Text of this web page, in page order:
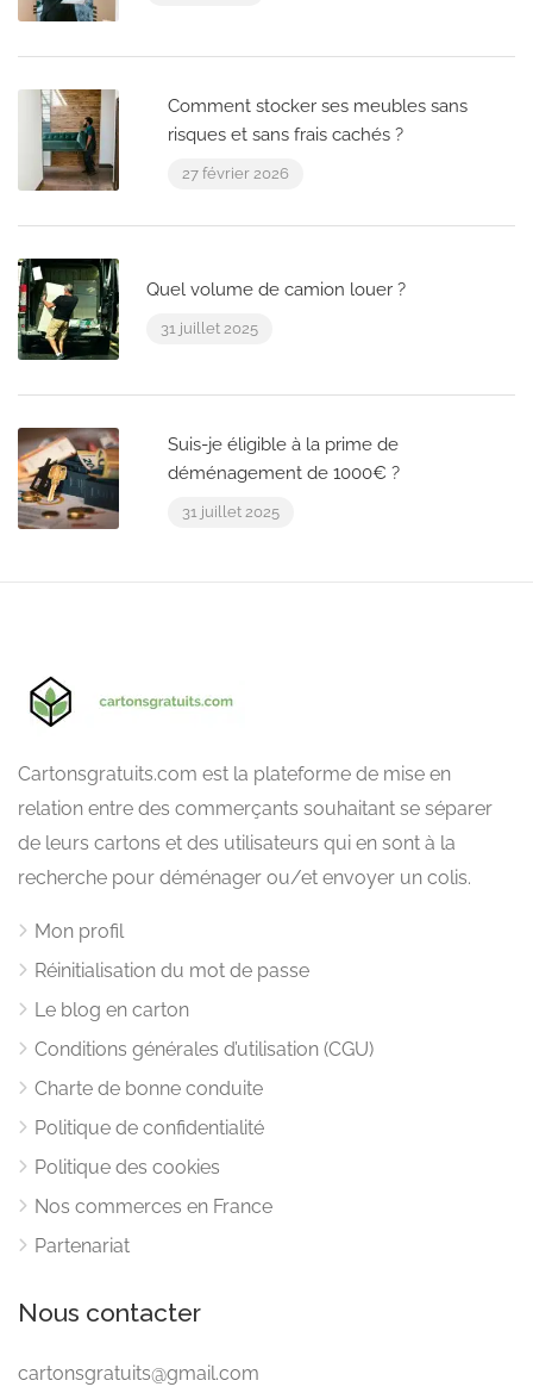
Comment stocker ses meubles sans
risques et sans frais cachés ?
27 février 2026
Quel volume de camion louer ?
31 juillet 2025
Suis-je éligible à la prime de
déménagement de 1000€ ?
31 juillet 2025
Cartonsgratuits.com est la plateforme de mise en
relation entre des commerçants souhaitant se séparer
de leurs cartons et des utilisateurs qui en sont à la
recherche pour déménager ou/et envoyer un colis.
Mon profil
Réinitialisation du mot de passe
Le blog en carton
Conditions générales d’utilisation (CGU)
Charte de bonne conduite
Politique de confidentialité
Politique des cookies
Nos commerces en France
Partenariat
Nous contacter
cartonsgratuits@gmail.com